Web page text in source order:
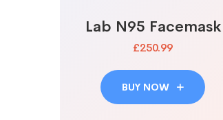
Lab N95 Facemask
£250.99
BUY NOW